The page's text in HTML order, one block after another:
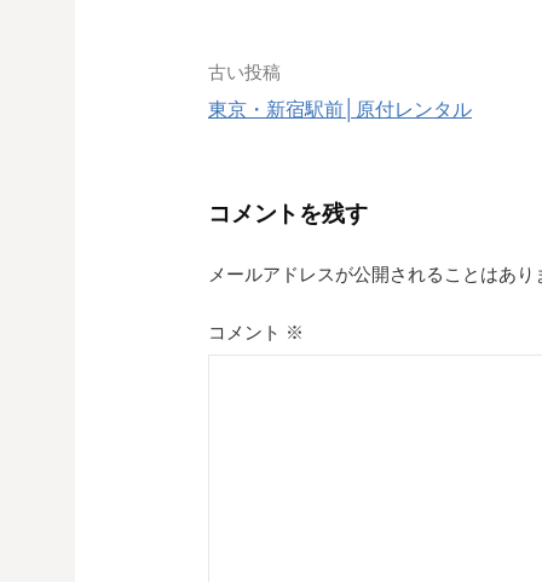
投
稿
ビ
ゲ
ー
古い投稿
東京・新宿駅前│原付レンタル
コメントを残す
メールアドレスが公開されることはあり
コメント ※